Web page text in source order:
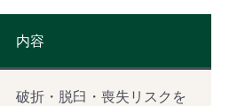
内容
破折・脱臼・喪失リスクを